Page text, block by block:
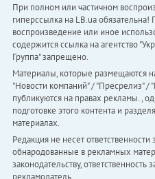
При полном или частичном
гиперссылка на LB.ua обязательна!
воспроизведение или иное
содержится ссылка на агентство
Группа" запрещено.
Материалы, которые размещаются
"Новости компаний" / "Пресрелиз" /
публикуются на правах рекламы. ,
подготовке этого контента и
материалах.
Редакция не несет
обнародованные в рекламных
законодательству,
рекламодатель.